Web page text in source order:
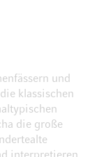
und
klassischen
die große